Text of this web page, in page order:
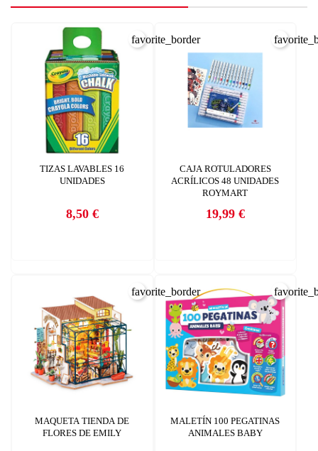
TIZAS LAVABLES 16
UNIDADES
Precio
8,50 €
favorite_border
CAJA ROTULADORES
ACRÍLICOS 48 UNIDADES
ROYMART
Precio
19,99 €
MAQUETA TIENDA DE
FLORES DE EMILY
favorite_border
MALETÍN 100 PEGATINAS
ANIMALES BABY
AÑADIR A LA LISTA DE DESEOS
add_circle_outline
Crear nueva lista
CREAR LISTA DE DESEOS
CANCELAR
CREAR LISTA DE DESEOS
CANCELAR
INICIAR SESIÓN